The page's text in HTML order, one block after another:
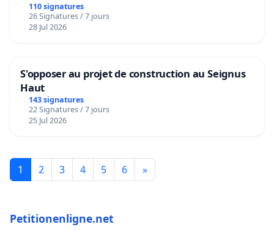
110 signatures
26 Signatures / 7 jours
28 Jul 2026
S'opposer au projet de construction au Seignus
Haut
143 signatures
22 Signatures / 7 jours
25 Jul 2026
1 2 3 4 5 6 »
Petitionenligne.net